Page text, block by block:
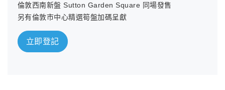
倫敦西南新盤 Sutton Garden Square 同場發售
另有倫敦市中心精選筍盤加碼呈獻
立即登記